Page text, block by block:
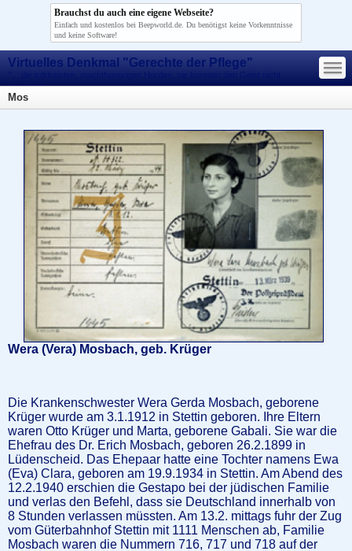
Brauchst du auch eine eigene Webseite?
Einfach und kostenlos bei Beepworld.de. Du benötigst keine Vorkenntnisse
und keine Software!
Virtuelles Denkmal "Gerechte der Pflege"
morden!"
—
—
—
Mos
Wera (Vera) Mosbach, geb. Krüger
Die Krankenschwester Wera Gerda Mosbach, geborene
Krüger wurde am 3.1.1912 in Stettin geboren. Ihre Eltern
waren Otto Krüger und Marta, geborene Gabali. Sie war die
Ehefrau des Dr. Erich Mosbach, geboren 26.2.1899 in
Lüdenscheid. Das Ehepaar hatte eine Tochter namens Ewa
(Eva) Clara, geboren am 19.9.1934 in Stettin. Am Abend des
12.2.1940 erschien die Gestapo bei der jüdischen Familie
und verlas den Befehl, dass sie Deutschland innerhalb von
8 Stunden verlassen müssten. Am 13.2. mittags fuhr der Zug
vom Güterbahnhof Stettin mit 1111 Menschen ab, Familie
Mosbach waren die Nummern 716, 717 und 718 auf der